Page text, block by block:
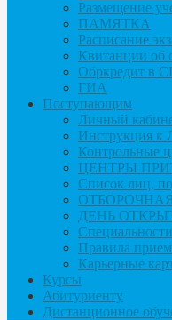
Размещение
ПАМЯТКА
Расписание
Квитанции об
Обркредит в
ГИА
Поступающим
Личный
Инструкция к
Контрольные
ЦЕНТРЫ
Список лиц,
ДЕНЬ
Правила
Карьерные
Курсы
Абитуриенту
Дистанционное